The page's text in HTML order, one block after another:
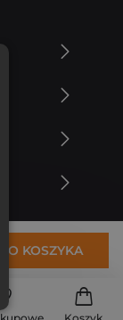
Koszyk
DO KOSZYKA